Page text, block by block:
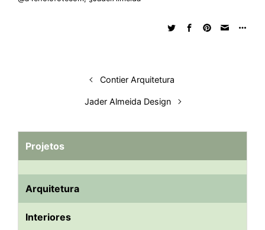
Contier Arquitetura
Jader Almeida Design
Projetos
Arquitetura
Interiores